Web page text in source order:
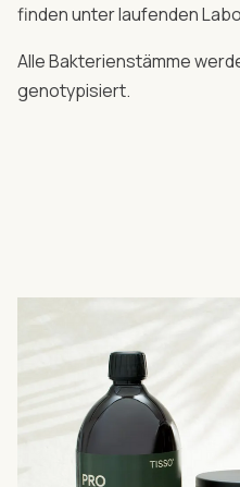
finden unter laufenden
Alle Bakterienstämme
genotypisiert.